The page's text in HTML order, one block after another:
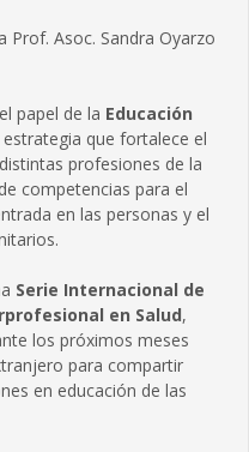
Prof. Asoc. Sandra Oyarzo
papel de la Educación
que fortalece el
profesiones de la
competencias para el
en las personas y el
Serie Internacional de
en Salud,
los próximos meses
para compartir
en educación de las